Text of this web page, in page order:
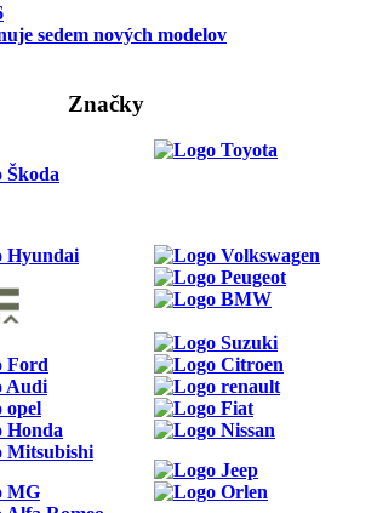
sedem nových modelov
Značky